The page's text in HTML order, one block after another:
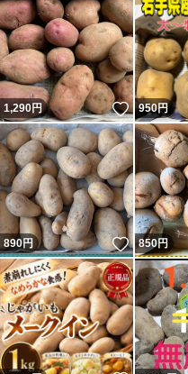
1,290円 いいね！
950円
890円 いいね！
850円